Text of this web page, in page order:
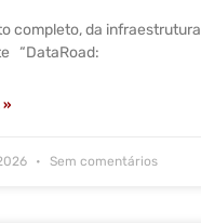
completo, da
“DataRoad:
»
Sem comentários